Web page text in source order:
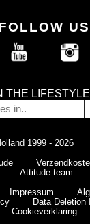
FOLLOW US
THE LIFESTYLE
1999 - 2026
Attitude team
Impressum
Data Deletion
Cookieverklaring